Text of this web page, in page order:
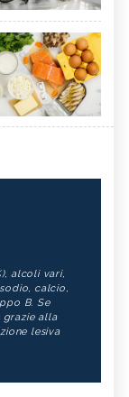
alcoli vari,
calcio,
B. Se
grazie alla
lesiva